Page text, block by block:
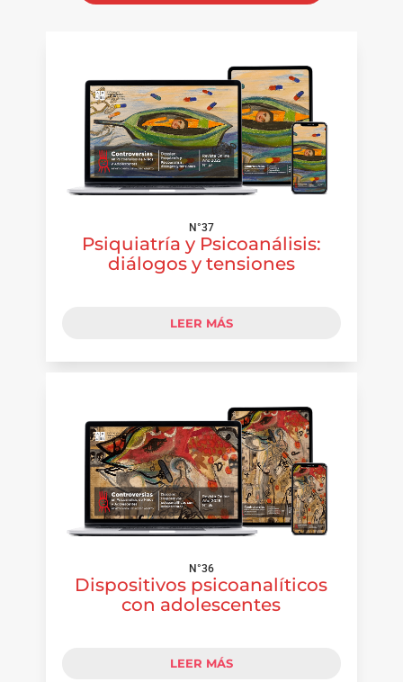
N°37
Psiquiatría y Psicoanálisis:
diálogos y tensiones
LEER MÁS
N°36
Dispositivos psicoanalíticos
con adolescentes
LEER MÁS